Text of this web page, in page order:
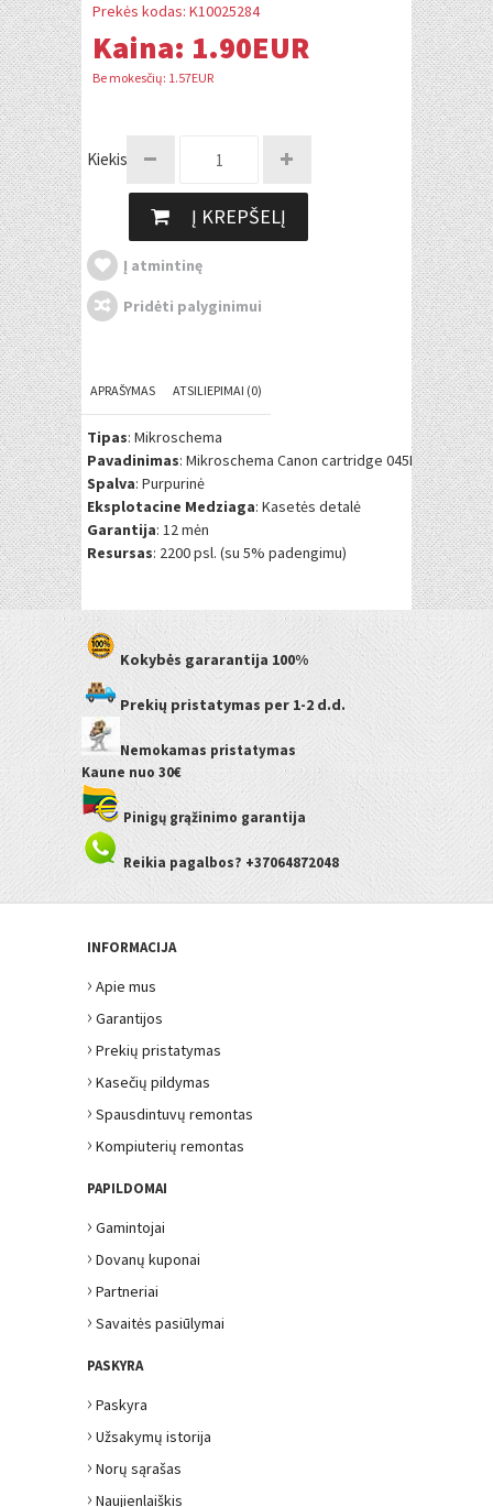
Prekės kodas: K10025284
Kaina: 1.90EUR
Be mokesčių: 1.57EUR
Kiekis:
Į KREPŠELĮ
Į atmintinę
Pridėti palyginimui
APRAŠYMAS ATSILIEPIMAI (0)
Tipas: Mikroschema
Pavadinimas: Mikroschema Canon cartridge 045H M
Spalva: Purpurinė
Eksplotacine Medziaga: Kasetės detalė
Garantija: 12 mėn
Resursas: 2200 psl. (su 5% padengimu)
Kokybės gararantija 100%
Prekių pristatymas per 1-2 d.d.
Nemokamas pristatymas
Kaune nuo 30€
Pinigų grąžinimo garantija
Reikia pagalbos? +37064872048
INFORMACIJA
› Apie mus
› Garantijos
› Prekių pristatymas
› Kasečių pildymas
› Spausdintuvų remontas
› Kompiuterių remontas
PAPILDOMAI
› Gamintojai
› Dovanų kuponai
› Partneriai
› Savaitės pasiūlymai
PASKYRA
› Paskyra
› Užsakymų istorija
› Norų sąrašas
› Naujienlaiškis